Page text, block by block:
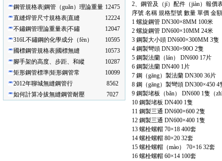
鋼管規格表|鋼管（guǎn）理論重量 12475
直縫焊管尺寸規格表|直縫
12224
不鏽鋼管理論重量表|不鏽
12047
316L不鏽鋼的化學成分（fèn）
10595
國標鋼管規格表|國標無縫
10573
腳手架的高度、步距、和縱
10287
矩形鋼管標準|矩形鋼管常
10099
2012年聊城無縫鋼管行
8562
如何計算冷拔無縫鋼管耐壓
7027
2、鋼管及（jí）配件（jiàn）報價
序號 名稱 規格型號 數量 單價 金
1 螺旋鋼管 DN300×8MM 100米
2 螺旋鋼管 DN600×10MM 24米
3 鋼製大小頭 DN600×300MM 3隻
4 鋼製彎頭 DN300×90O 2隻
5 鋼製法蘭（lán） DN600 17片
6 鋼製法蘭 DN400 1片
7 鋼（gāng）製法蘭 DN300 36片
8 鋼（gāng）製彎頭 DN300×450 4
9 鋼製堵板（bǎn） DN600 1隻（
10 鋼製堵板 DN400 1隻
11 鋼製三通 DN600×600 2隻
12 鋼製三通 DN600×400 1隻
13 螺栓螺帽 70×18 400套
14 螺栓螺帽 80×20 32套
15 螺栓螺帽（mào） 70×16 32套
16 螺栓螺帽 60×14 100套